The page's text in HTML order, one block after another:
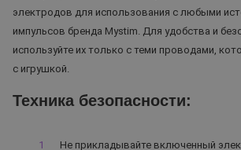
электродов для использования с любыми
импульсов бренда Mystim. Для удобства и
используйте их только с теми проводами,
с игрушкой.
Техника безопасности:
Не прикладывайте включенный